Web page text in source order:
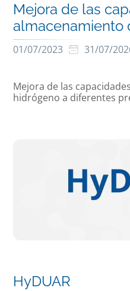
Mejora de las
almacenamiento
01/07/2023 31/07/
Mejora de las
hidrógeno a diferentes
HyDUAR